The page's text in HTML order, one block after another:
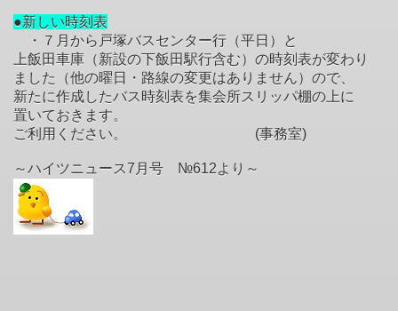
●新しい時刻表
・７月から戸塚バスセンター行（平日）と
上飯田車庫（新設の下飯田駅行含む）の時刻表が変わり
ました（他の曜日・路線の変更はありません）ので、
新たに作成したバス時刻表を集会所スリッパ棚の上に
置いておきます。
ご利用ください。 (事務室)
～ハイツニュース7月号 №612より～